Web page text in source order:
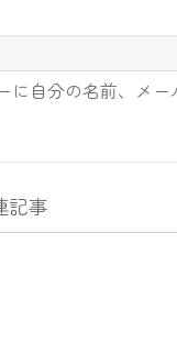
自分の名前、メー
記事